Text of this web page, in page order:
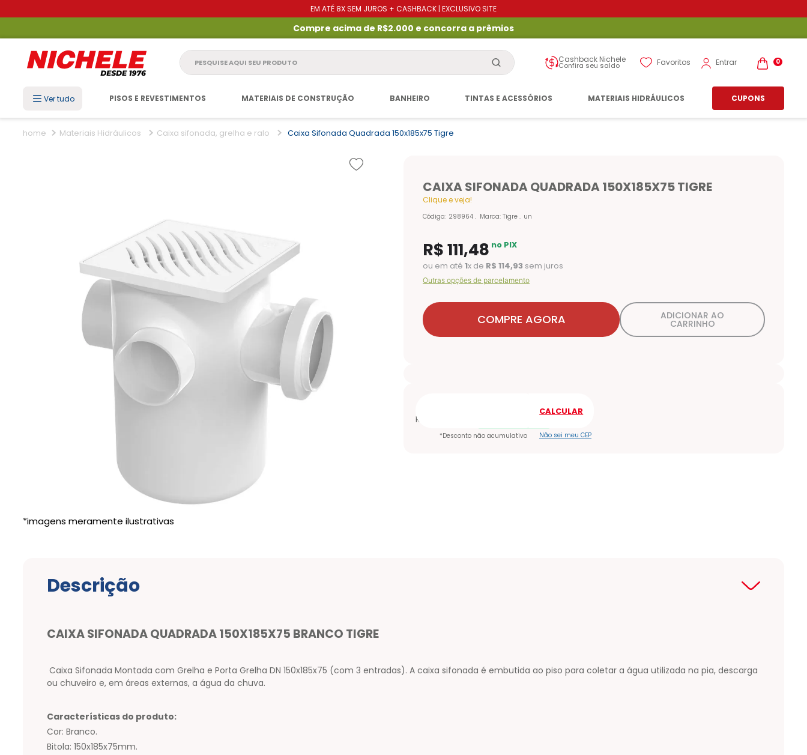
EM ATÉ 8X SEM JUROS + CASHBACK | EXCLUSIVO SITE
Compre acima de R$2.000 e concorra a prêmios
Pesquise aqui seu produto Cashback Nichele
Confira seu saldo Favoritos Entrar 0
Ver tudo PISOS E REVESTIMENTOS MATERIAIS DE CONSTRUÇÃO BANHEIRO TINTAS E ACESSÓRIOS MATERIAIS HIDRÁULICOS CUPONS
Materiais Hidráulicos Caixa sifonada, grelha e ralo Caixa Sifonada Quadrada 150x185x75 Tigre
CAIXA SIFONADA QUADRADA 150X185X75 TIGRE
Clique e veja!
Código: 298964 Marca: Tigre un
R$111,48 no PIX
ou em até 1x de R$ 114,93 sem juros
Outras opções de parcelamento
COMPRE AGORA ADICIONAR AO
CARRINHO
Não sei meu CEP
Descrição
CAIXA SIFONADA QUADRADA 150X185X75 BRANCO TIGRE
Caixa Sifonada Montada com Grelha e Porta Grelha DN 150x185x75 (com 3 entradas). A caixa sifonada é embutida ao piso para coletar a água utilizada na pia, descarga
ou chuveiro e, em áreas externas, a água da chuva.
Características do produto:
Cor: Branco.
Bitola: 150x185x75mm.